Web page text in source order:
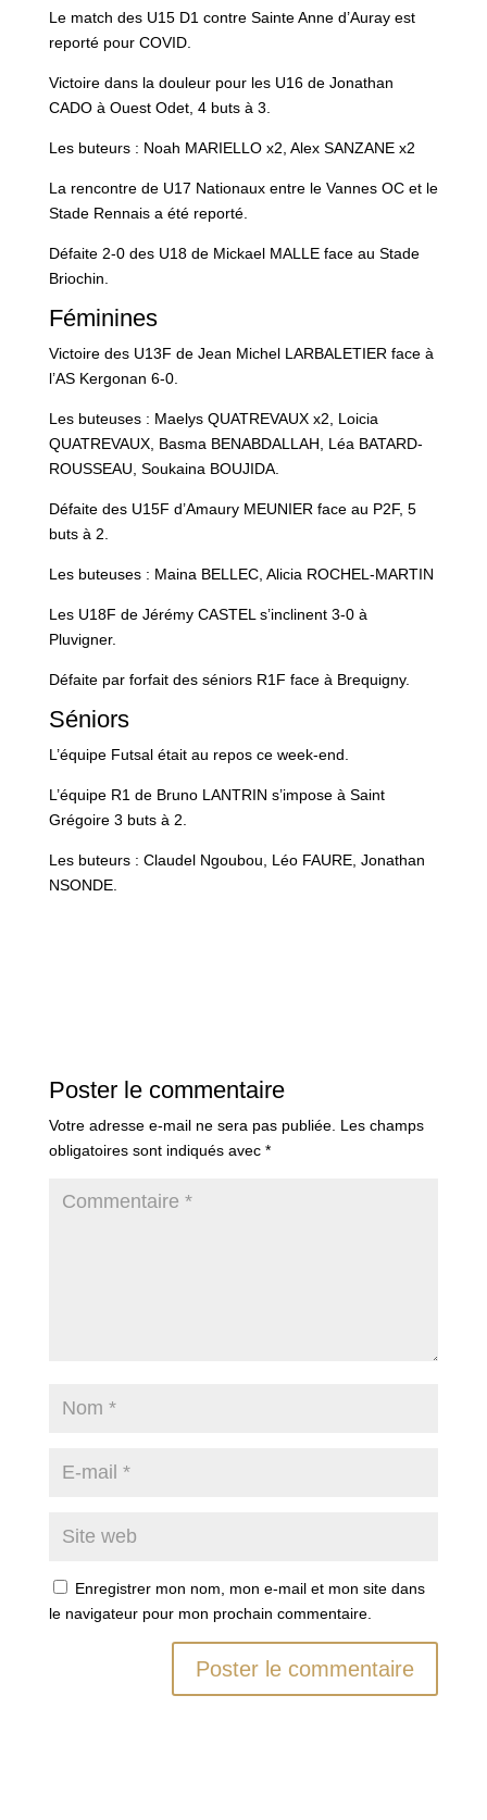
Le match des U15 D1 contre Sainte Anne d’Auray est
reporté pour COVID.
Victoire dans la douleur pour les U16 de Jonathan
CADO à Ouest Odet, 4 buts à 3.
Les buteurs : Noah MARIELLO x2, Alex SANZANE x2
La rencontre de U17 Nationaux entre le Vannes OC et le
Stade Rennais a été reporté.
Défaite 2-0 des U18 de Mickael MALLE face au Stade
Briochin.
Féminines
Victoire des U13F de Jean Michel LARBALETIER face à
l’AS Kergonan 6-0.
Les buteuses : Maelys QUATREVAUX x2, Loicia
QUATREVAUX, Basma BENABDALLAH, Léa BATARD-
ROUSSEAU, Soukaina BOUJIDA.
Défaite des U15F d’Amaury MEUNIER face au P2F, 5
buts à 2.
Les buteuses : Maina BELLEC, Alicia ROCHEL-MARTIN
Les U18F de Jérémy CASTEL s’inclinent 3-0 à
Pluvigner.
Défaite par forfait des séniors R1F face à Brequigny.
Séniors
L’équipe Futsal était au repos ce week-end.
L’équipe R1 de Bruno LANTRIN s’impose à Saint
Grégoire 3 buts à 2.
Les buteurs : Claudel Ngoubou, Léo FAURE, Jonathan
NSONDE.
Poster le commentaire
Votre adresse e-mail ne sera pas publiée. Les champs
obligatoires sont indiqués avec *
Enregistrer mon nom, mon e-mail et mon site dans
le navigateur pour mon prochain commentaire.